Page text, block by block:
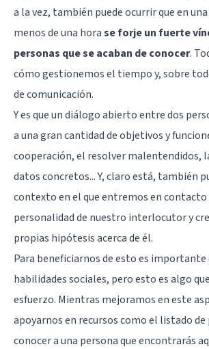
a la vez, también puede ocurrir que en
menos de una horase forje un fuerte
personas que se acaban de conocer.
cómo gestionemos el tiempo y, sobre
de comunicación.
Y es que un diálogo abierto entre dos
a una gran cantidad de objetivos y
cooperación, el resolver malentendidos,
datos concretos... Y, claro está, también
contexto en el que entremos en contacto
personalidad de nuestro interlocutor y
propias hipótesis acerca de él.
Para beneficiarnos de esto es
habilidades sociales, pero esto es algo
esfuerzo. Mientras mejoramos en este
apoyarnos en recursos como el listado
conocer a una persona que encontrarás